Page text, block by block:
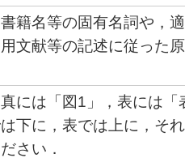
籍名等の固有名詞や，
文献等の記述に従った
には「図1」，表には
下に，表では上に，そ
さい．